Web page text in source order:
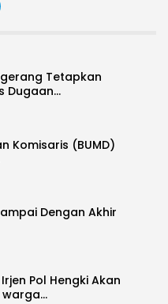
Tetapkan
Dugaan…
Komisaris (BUMD)
Dengan Akhir
Pol Hengki Akan
warga…